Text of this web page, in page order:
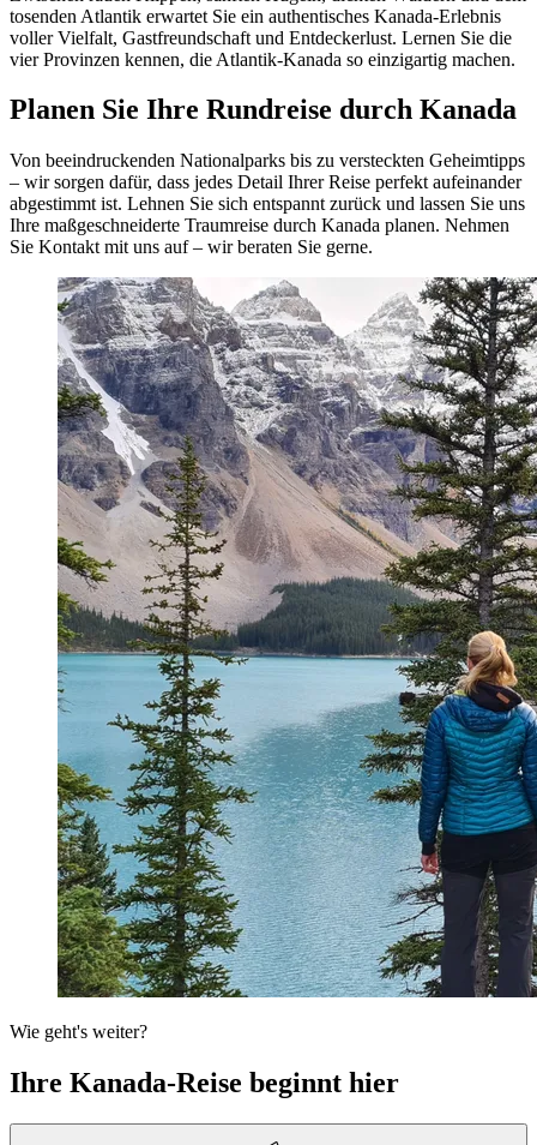
tosenden Atlantik erwartet Sie ein authentisches Kanada-Erlebnis
voller Vielfalt, Gastfreundschaft und Entdeckerlust. Lernen Sie die
vier Provinzen kennen, die Atlantik-Kanada so einzigartig machen.
Planen Sie Ihre Rundreise durch Kanada
Von beeindruckenden Nationalparks bis zu versteckten Geheimtipps
– wir sorgen dafür, dass jedes Detail Ihrer Reise perfekt aufeinander
abgestimmt ist. Lehnen Sie sich entspannt zurück und lassen Sie uns
Ihre maßgeschneiderte Traumreise durch Kanada planen. Nehmen
Sie Kontakt mit uns auf – wir beraten Sie gerne.
Wie geht's weiter?
Ihre Kanada-Reise beginnt hier